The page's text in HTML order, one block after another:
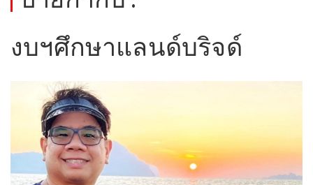
งบฯศึกษาแลนด์บริจด์